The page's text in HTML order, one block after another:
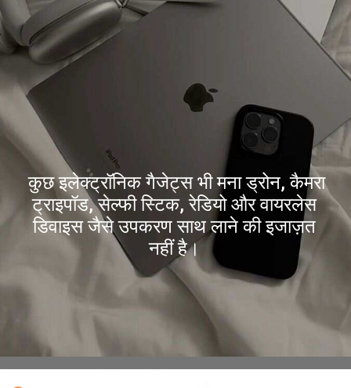
कुछ इलेक्ट्रॉनिक गैजेट्स भी मना ड्रोन, कैमरा
ट्राइपॉड, सेल्फी स्टिक, रेडियो और वायरलेस
डिवाइस जैसे उपकरण साथ लाने की इजाज़त
नहीं है।